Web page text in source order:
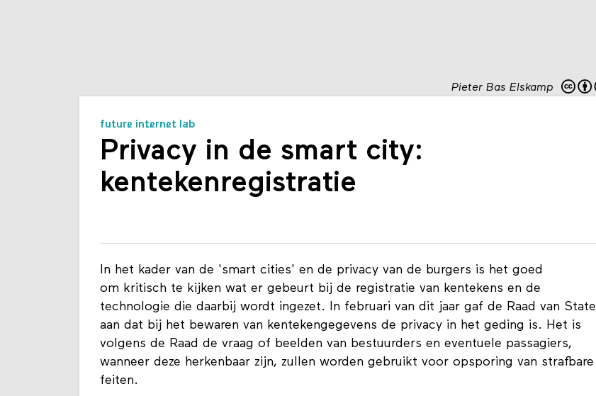
Pieter Bas Elskamp
future internet lab
Privacy in de smart city:
kentekenregistratie
In het kader van de 'smart cities' en de privacy van de burgers is het goed
om kritisch te kijken wat er gebeurt bij de registratie van kentekens en de
technologie die daarbij wordt ingezet. In februari van dit jaar gaf de Raad van State
aan dat bij het bewaren van kentekengegevens de privacy in het geding is. Het is
volgens de Raad de vraag of beelden van bestuurders en eventuele passagiers,
wanneer deze herkenbaar zijn, zullen worden gebruikt voor opsporing van strafbare
feiten.